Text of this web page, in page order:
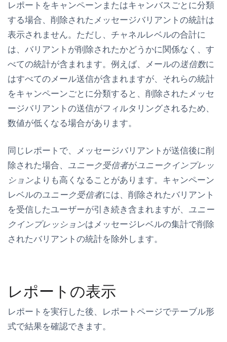
レポートをキャンペーンまたはキャンバスごとに分類
する場合、削除されたメッセージバリアントの統計は
表示されません。ただし、チャネルレベルの合計に
は、バリアントが削除されたかどうかに関係なく、す
べての統計が含まれます。例えば、メールの送信数に
はすべてのメール送信が含まれますが、それらの統計
をキャンペーンごとに分類すると、削除されたメッセ
ージバリアントの送信がフィルタリングされるため、
数値が低くなる場合があります。
同じレポートで、メッセージバリアントが送信後に削
除された場合、 ユニーク受信者がユニークインプレッ
ションよりも高くなることがあります。キャンペーン
レベルのユニーク受信者には、削除されたバリアント
を受信したユーザーが引き続き含まれますが、 ユニー
クインプレッションはメッセージレベルの集計で削除
されたバリアントの統計を除外します。
レポートの表示
レポートを実行した後、レポートページでテーブル形
式で結果を確認できます。